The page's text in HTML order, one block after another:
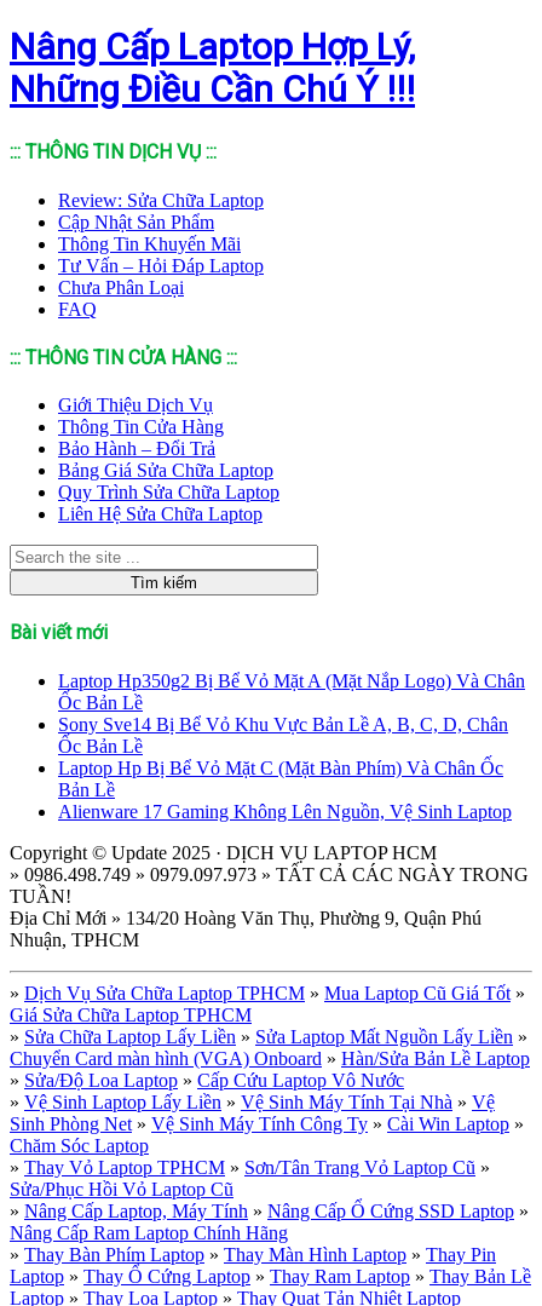
Nâng Cấp Laptop Hợp Lý,
Những Điều Cần Chú Ý !!!
::: THÔNG TIN DỊCH VỤ :::
Review: Sửa Chữa Laptop
Cập Nhật Sản Phẩm
Thông Tin Khuyến Mãi
Tư Vấn – Hỏi Đáp Laptop
Chưa Phân Loại
FAQ
::: THÔNG TIN CỬA HÀNG :::
Giới Thiệu Dịch Vụ
Thông Tin Cửa Hàng
Bảo Hành – Đổi Trả
Bảng Giá Sửa Chữa Laptop
Quy Trình Sửa Chữa Laptop
Liên Hệ Sửa Chữa Laptop
Bài viết mới
Laptop Hp350g2 Bị Bể Vỏ Mặt A (Mặt Nắp Logo) Và Chân
Ốc Bản Lề
Sony Sve14 Bị Bể Vỏ Khu Vực Bản Lề A, B, C, D, Chân
Ốc Bản Lề
Laptop Hp Bị Bể Vỏ Mặt C (Mặt Bàn Phím) Và Chân Ốc
Bản Lề
Alienware 17 Gaming Không Lên Nguồn, Vệ Sinh Laptop
Copyright © Update 2025 · DỊCH VỤ LAPTOP HCM
» 0986.498.749 » 0979.097.973 » TẤT CẢ CÁC NGÀY TRONG
TUẦN!
Địa Chỉ Mới » 134/20 Hoàng Văn Thụ, Phường 9, Quận Phú
Nhuận, TPHCM
» Dịch Vụ Sửa Chữa Laptop TPHCM » Mua Laptop Cũ Giá Tốt »
Giá Sửa Chữa Laptop TPHCM
» Sửa Chữa Laptop Lấy Liền » Sửa Laptop Mất Nguồn Lấy Liền »
Chuyển Card màn hình (VGA) Onboard » Hàn/Sửa Bản Lề Laptop
» Sửa/Độ Loa Laptop » Cấp Cứu Laptop Vô Nước
» Vệ Sinh Laptop Lấy Liền » Vệ Sinh Máy Tính Tại Nhà » Vệ
Sinh Phòng Net » Vệ Sinh Máy Tính Công Ty » Cài Win Laptop »
Chăm Sóc Laptop
» Thay Vỏ Laptop TPHCM » Sơn/Tân Trang Vỏ Laptop Cũ »
Sửa/Phục Hồi Vỏ Laptop Cũ
» Nâng Cấp Laptop, Máy Tính » Nâng Cấp Ổ Cứng SSD Laptop »
Nâng Cấp Ram Laptop Chính Hãng
» Thay Bàn Phím Laptop » Thay Màn Hình Laptop » Thay Pin
Laptop » Thay Ổ Cứng Laptop » Thay Ram Laptop » Thay Bản Lề
Laptop » Thay Loa Laptop » Thay Quạt Tản Nhiệt Laptop